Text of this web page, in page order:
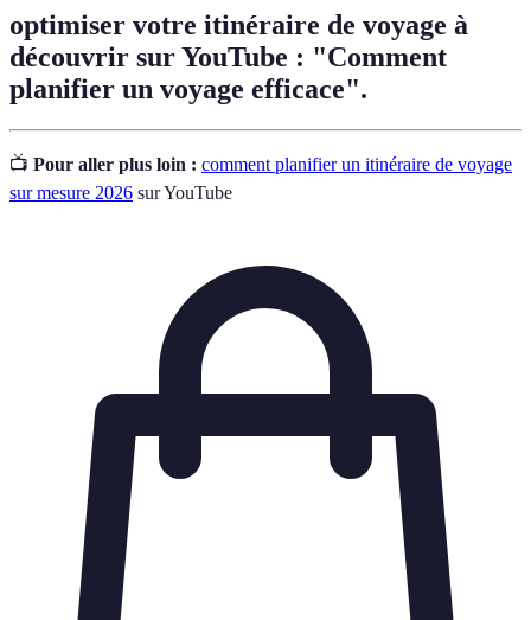
optimiser votre itinéraire de voyage à
découvrir sur YouTube : "Comment
planifier un voyage efficace".
📺 Pour aller plus loin : comment planifier un itinéraire de voyage
sur mesure 2026 sur YouTube